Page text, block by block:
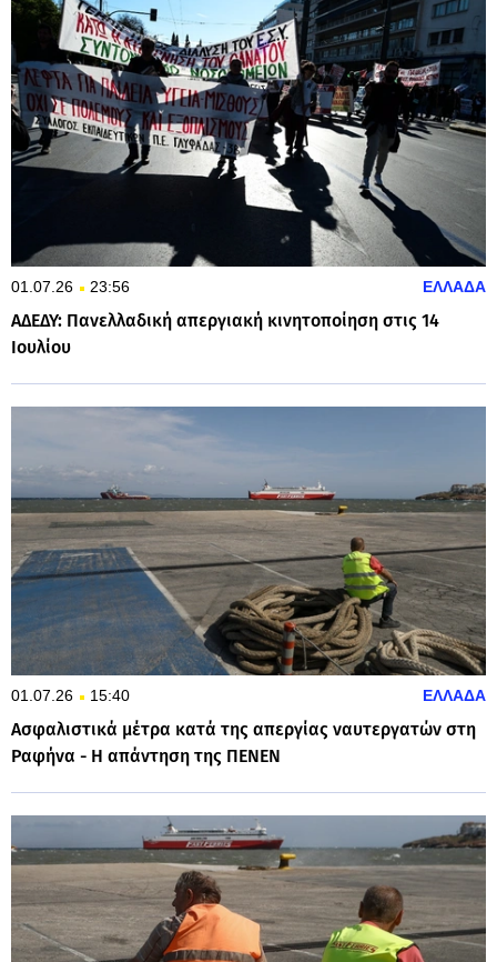
01.07.26 23:56 ΕΛΛΑΔΑ
ΑΔΕΔΥ: Πανελλαδική απεργιακή κινητοποίηση στις 14
Ιουλίου
01.07.26 15:40 ΕΛΛΑΔΑ
Ασφαλιστικά μέτρα κατά της απεργίας ναυτεργατών στη
Ραφήνα - Η απάντηση της ΠΕΝΕΝ